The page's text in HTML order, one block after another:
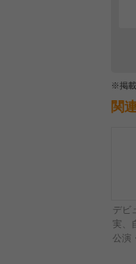
※掲
関
デビ
実、
公演
リ